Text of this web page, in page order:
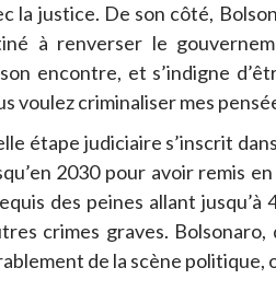
la justice. De son côté,
à renverser le
encontre, et s’indigne
voulez criminaliser mes
étape judiciaire s’inscrit
2030 pour avoir remis
des peines allant
crimes graves.
de la scène